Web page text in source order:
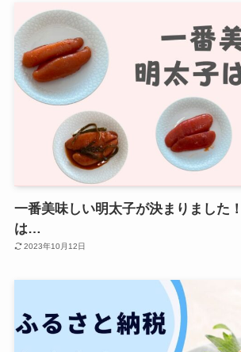
一番美味しい明太子が決まりました
は…
2023年10月12日